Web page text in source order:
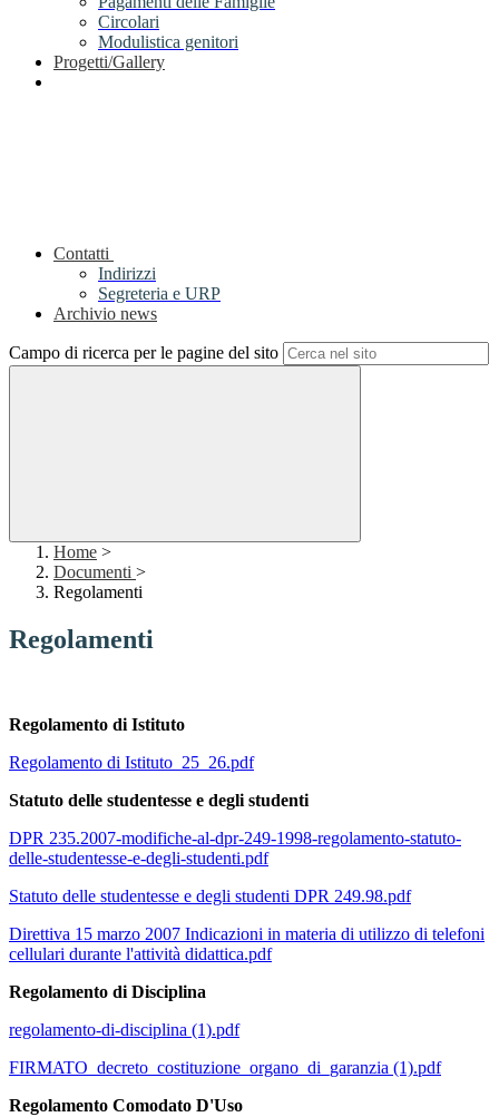
Circolari
Modulistica genitori
Progetti/Gallery
Contatti
Indirizzi
Segreteria e URP
Archivio news
Campo di ricerca per le pagine del sito
Home >
Documenti >
Regolamenti
Regolamenti
Regolamento di Istituto
Regolamento di Istituto_25_26.pdf
Statuto delle studentesse e degli studenti
DPR 235.2007-modifiche-al-dpr-249-1998-regolamento-statuto-
delle-studentesse-e-degli-studenti.pdf
Statuto delle studentesse e degli studenti DPR 249.98.pdf
Direttiva 15 marzo 2007 Indicazioni in materia di utilizzo di telefoni
cellulari durante l'attività didattica.pdf
Regolamento di Disciplina
regolamento-di-disciplina (1).pdf
FIRMATO_decreto_costituzione_organo_di_garanzia (1).pdf
Regolamento Comodato D'Uso